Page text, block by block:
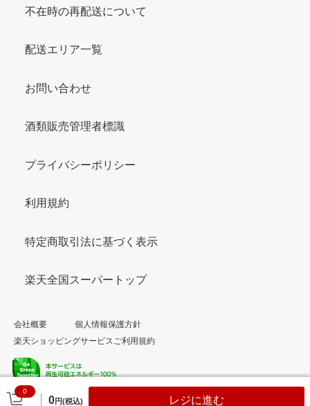
0
0円(税込) レジに進む
不在時の再配送について
配送エリア一覧
お問い合わせ
酒類販売管理者標識
プライバシーポリシー
利用規約
特定商取引法に基づく表示
楽天全国スーパートップ
会社概要
個人情報保護方針
楽天ショッピングサービスご利用規約
© Rakuten Group, Inc.